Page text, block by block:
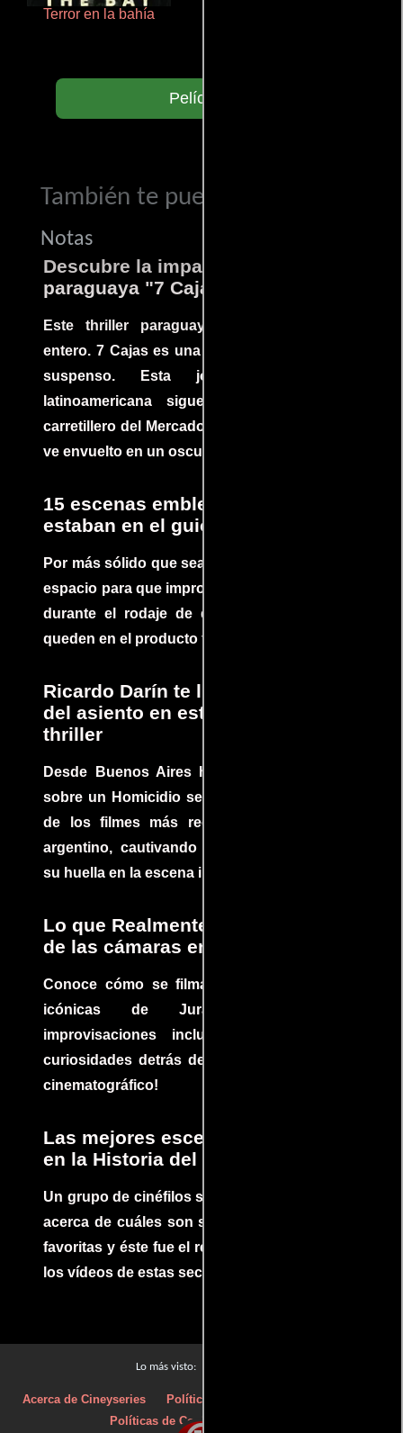
Terror en la bahía
Películas
También te puede interesar...
Notas
Descubre la impactante película
paraguaya "7 Cajas"
Este thriller paraguayo cautivó al mundo
entero. 7 Cajas es una explosión de acción y
suspenso. Esta joya cinematográfica
latinoamericana sigue la historia de un
carretillero del Mercado 4 de Asunción que se
ve envuelto en un oscuro mundo de crimen
15 escenas emblemáticas que no
estaban en el guion
Por más sólido que sea un guión siempre hay
espacio para que improvisaciones que se dan
durante el rodaje de determinadas escenas
queden en el producto final.
Ricardo Darín te llevará al borde
del asiento en este increíble
thriller
Desde Buenos Aires hasta el mundo, Tesis
sobre un Homicidio se ha convertido en uno
de los filmes más recomendados del cine
argentino, cautivando audiencias y dejando
su huella en la escena internacional.
Lo que Realmente Sucedió detrás
de las cámaras en Jurassic Park
Conoce cómo se filmaron algunas escenas
icónicas de Jurassic Park, con
improvisaciones incluidas. ¡Descubre las
curiosidades detrás del rodaje de un clásico
cinematográfico!
Las mejores escenas de acción
en la Historia del cine
Un grupo de cinéfilos se juntaron para debatir
acerca de cuáles son sus escenas de acción
favoritas y éste fue el resultado. No te pierdas
los vídeos de estas secuencias inolvidables.
Lo más visto:
Acerca de Cineyseries Políticas de privacidad
Políticas de Cookies